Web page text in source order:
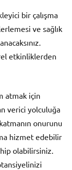
bir çalışma
ve sağlık
etkinliklerden
atmak için
verici yolculuğa
onurunu
hizmet edebilir
olabilirsiniz.